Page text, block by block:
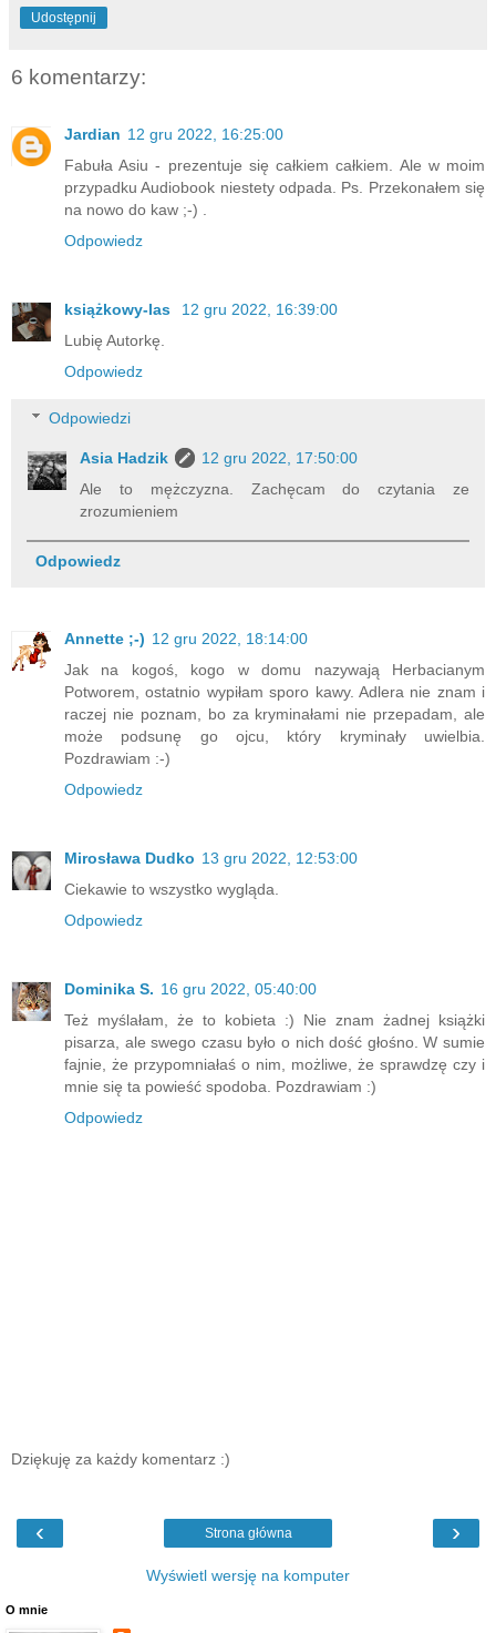
Udostępnij
6 komentarzy:
Jardian 12 gru 2022, 16:25:00
Fabuła Asiu - prezentuje się całkiem całkiem. Ale w moim
przypadku Audiobook niestety odpada. Ps. Przekonałem się
na nowo do kaw ;-) .
Odpowiedz
książkowy-las
12 gru 2022, 16:39:00
Lubię Autorkę.
Odpowiedz
Odpowiedzi
Asia Hadzik
12 gru 2022, 17:50:00
Ale to mężczyzna. Zachęcam do czytania ze
zrozumieniem
Odpowiedz
Annette ;-) 12 gru 2022, 18:14:00
Jak na kogoś, kogo w domu nazywają Herbacianym
Potworem, ostatnio wypiłam sporo kawy. Adlera nie znam i
raczej nie poznam, bo za kryminałami nie przepadam, ale
może podsunę go ojcu, który kryminały uwielbia.
Pozdrawiam :-)
Odpowiedz
Mirosława Dudko 13 gru 2022, 12:53:00
Ciekawie to wszystko wygląda.
Odpowiedz
Dominika S. 16 gru 2022, 05:40:00
Też myślałam, że to kobieta :) Nie znam żadnej książki
pisarza, ale swego czasu było o nich dość głośno. W sumie
fajnie, że przypomniałaś o nim, możliwe, że sprawdzę czy i
mnie się ta powieść spodoba. Pozdrawiam :)
Odpowiedz
Dziękuję za każdy komentarz :)
‹ ›
Strona główna
Wyświetl wersję na komputer
O mnie